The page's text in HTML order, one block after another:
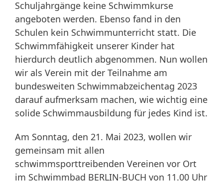
Schuljahrgänge keine Schwimmkurse
angeboten werden. Ebenso fand in den
Schulen kein Schwimmunterricht statt. Die
Schwimmfähigkeit unserer Kinder hat
hierdurch deutlich abgenommen. Nun wollen
wir als Verein mit der Teilnahme am
bundesweiten Schwimmabzeichentag 2023
darauf aufmerksam machen, wie wichtig eine
solide Schwimmausbildung für jedes Kind ist.
Am Sonntag, den 21. Mai 2023, wollen wir
gemeinsam mit allen
schwimmsporttreibenden Vereinen vor Ort
im Schwimmbad BERLIN-BUCH von 11.00 Uhr